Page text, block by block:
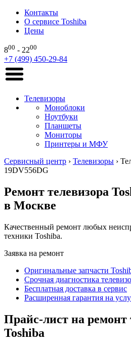
Контакты
О сервисе Toshiba
Цены
800 - 2200
+7 (499) 450-29-84
Телевизоры
Моноблоки
Ноутбуки
Планшеты
Мониторы
Принтеры и МФУ
Сервисный центр › Телевизоры ›
19DV556DG
Ремонт телевизора
в Москве
Качественный ремонт любых
техники Toshiba.
Заявка на ремонт
Оригинальные запчасти
Срочная диагностика
Бесплатная доставка в сервис
Расширенная гарантия на
Прайс-лист на ремонт
Toshiba